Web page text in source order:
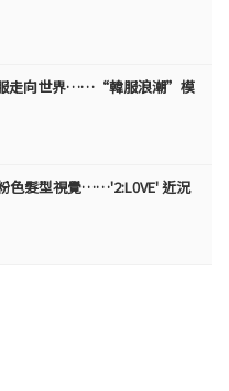
走向世界……“韓服浪潮”模
色髮型視覺……'2:L0VE' 近況